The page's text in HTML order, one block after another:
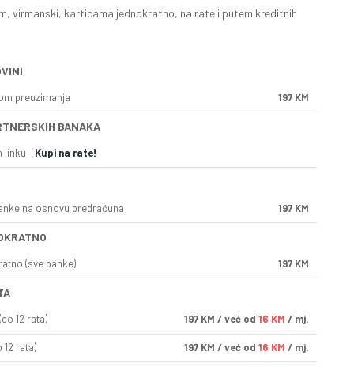
virmanski, karticama jednokratno, na rate i putem kreditnih
preuzimanja 197 KM
BANAKA
linku - Kupi na rate!
na osnovu predračuna 197 KM
(sve banke) 197 KM
12 rata) 197 KM / već od 16 KM / mj.
12 rata) 197 KM / već od 16 KM / mj.